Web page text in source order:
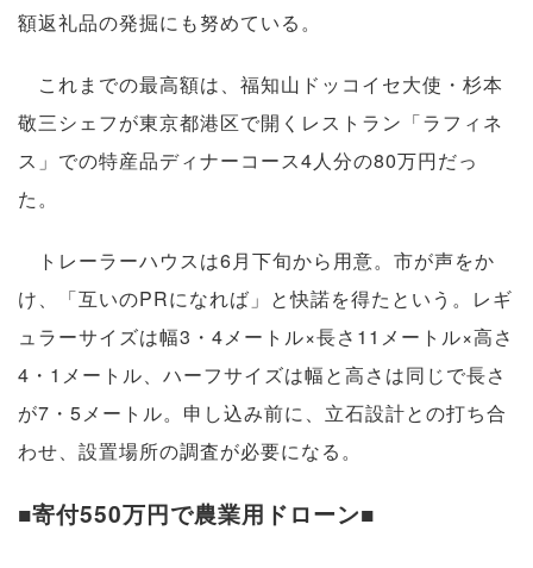
額返礼品の発掘にも努めている。
これまでの最高額は、福知山ドッコイセ大使・杉本
敬三シェフが東京都港区で開くレストラン「ラフィネ
ス」での特産品ディナーコース4人分の80万円だっ
た。
トレーラーハウスは6月下旬から用意。市が声をか
け、「互いのPRになれば」と快諾を得たという。レギ
ュラーサイズは幅3・4メートル×長さ11メートル×高さ
4・1メートル、ハーフサイズは幅と高さは同じで長さ
が7・5メートル。申し込み前に、立石設計との打ち合
わせ、設置場所の調査が必要になる。
■寄付550万円で農業用ドローン■